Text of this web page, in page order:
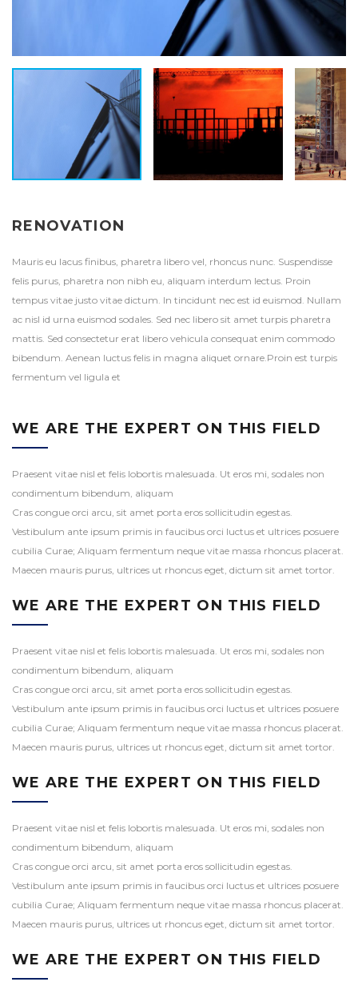
RENOVATION
Mauris eu lacus finibus, pharetra libero vel, rhoncus nunc. Suspendisse
felis purus, pharetra non nibh eu, aliquam interdum lectus. Proin
tempus vitae justo vitae dictum. In tincidunt nec est id euismod. Nullam
ac nisl id urna euismod sodales. Sed nec libero sit amet turpis pharetra
mattis. Sed consectetur erat libero vehicula consequat enim commodo
bibendum. Aenean luctus felis in magna aliquet ornare.Proin est turpis
fermentum vel ligula et
WE ARE THE EXPERT ON THIS FIELD
Praesent vitae nisl et felis lobortis malesuada. Ut eros mi, sodales non
condimentum bibendum, aliquam
Cras congue orci arcu, sit amet porta eros sollicitudin egestas.
Vestibulum ante ipsum primis in faucibus orci luctus et ultrices posuere
cubilia Curae; Aliquam fermentum neque vitae massa rhoncus placerat.
Maecen mauris purus, ultrices ut rhoncus eget, dictum sit amet tortor.
WE ARE THE EXPERT ON THIS FIELD
Praesent vitae nisl et felis lobortis malesuada. Ut eros mi, sodales non
condimentum bibendum, aliquam
Cras congue orci arcu, sit amet porta eros sollicitudin egestas.
Vestibulum ante ipsum primis in faucibus orci luctus et ultrices posuere
cubilia Curae; Aliquam fermentum neque vitae massa rhoncus placerat.
Maecen mauris purus, ultrices ut rhoncus eget, dictum sit amet tortor.
WE ARE THE EXPERT ON THIS FIELD
Praesent vitae nisl et felis lobortis malesuada. Ut eros mi, sodales non
condimentum bibendum, aliquam
Cras congue orci arcu, sit amet porta eros sollicitudin egestas.
Vestibulum ante ipsum primis in faucibus orci luctus et ultrices posuere
cubilia Curae; Aliquam fermentum neque vitae massa rhoncus placerat.
Maecen mauris purus, ultrices ut rhoncus eget, dictum sit amet tortor.
WE ARE THE EXPERT ON THIS FIELD